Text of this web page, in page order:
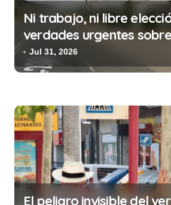
n
t
a
d
a
s
Ni trabajo, ni libre
verdades urgentes
de la prostitución
Jul 31, 2026
El peligro invisible del